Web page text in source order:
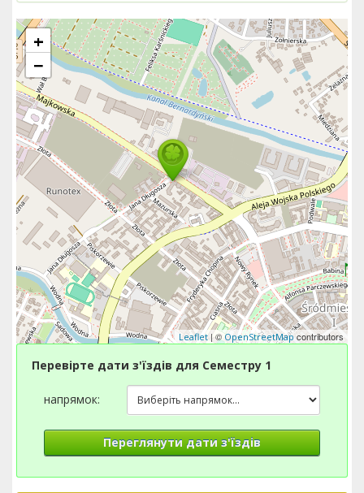
+
−
Leaflet| ©OpenStreetMap contributors
Перевірте дати з'їздів для Семестру 1
напрямок:
Переглянути дати з'їздів